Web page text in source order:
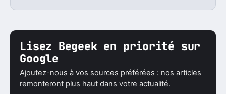
Lisez Begeek en priorité sur
Google
Ajoutez-nous à vos sources préférées : nos articles
remonteront plus haut dans votre actualité.